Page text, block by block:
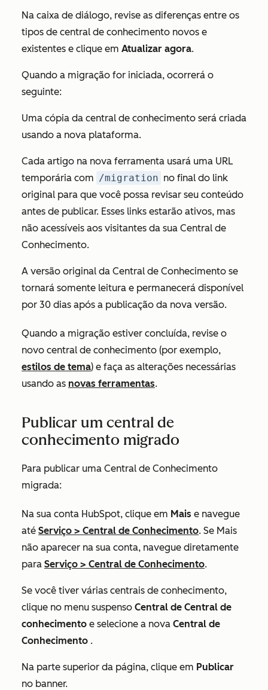
Na caixa de diálogo, revise as diferenças entre os
tipos de central de conhecimento novos e
existentes e clique em Atualizar agora.
Quando a migração for iniciada, ocorrerá o
seguinte:
Uma cópia da central de conhecimento será criada
usando a nova plataforma.
Cada artigo na nova ferramenta usará uma URL
temporária com /migration no final do link
original para que você possa revisar seu conteúdo
antes de publicar. Esses links estarão ativos, mas
não acessíveis aos visitantes da sua Central de
Conhecimento.
A versão original da Central de Conhecimento se
tornará somente leitura e permanecerá disponível
por 30 dias após a publicação da nova versão.
Quando a migração estiver concluída, revise o
novo central de conhecimento (por exemplo,
estilos de tema) e faça as alterações necessárias
usando as novas ferramentas.
Publicar um central de
conhecimento migrado
Para publicar uma Central de Conhecimento
migrada:
Na sua conta HubSpot, clique em Mais e navegue
até Serviço > Central de Conhecimento. Se Mais
não aparecer na sua conta, navegue diretamente
para Serviço > Central de Conhecimento.
Se você tiver várias centrais de conhecimento,
clique no menu suspenso Central de Central de
conhecimento e selecione a nova Central de
Conhecimento .
Na parte superior da página, clique em Publicar
no banner.